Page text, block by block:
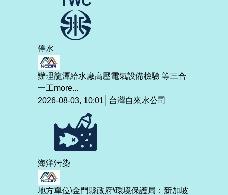
停水
辦理龍潭給水廠高壓電氣設備檢驗 等三合
一工more...
2026-08-03, 10:01│台灣自來水公司
海洋污染
地方單位\金門縣政府\環境保護局：新加坡